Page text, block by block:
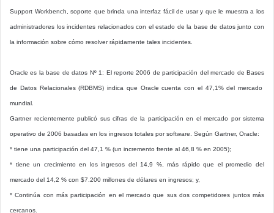
Support Workbench, soporte que brinda una interfaz fácil de usar y que le muestra a los
administradores los incidentes relacionados con el estado de la base de datos junto con
la información sobre cómo resolver rápidamente tales incidentes.
Oracle es la base de datos Nº 1: El reporte 2006 de participación del mercado de Bases
de Datos Relacionales (RDBMS) indica que Oracle cuenta con el 47,1% del mercado
mundial.
Gartner recientemente publicó sus cifras de la participación en el mercado por sistema
operativo de 2006 basadas en los ingresos totales por software. Según Gartner, Oracle:
* tiene una participación del 47,1 % (un incremento frente al 46,8 % en 2005);
* tiene un crecimiento en los ingresos del 14,9 %, más rápido que el promedio del
mercado del 14,2 % con $7.200 millones de dólares en ingresos; y,
* Continúa con más participación en el mercado que sus dos competidores juntos más
cercanos.